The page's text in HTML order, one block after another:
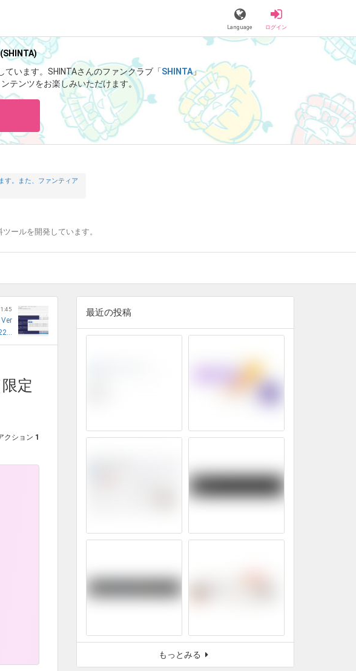
Language ログイン
ています。 SHINTAさんのファンクラブ「SHINTA」
ンテンツをお楽しみいただけます。
す。また、ファンティア
ールを開発しています。
定
クション 1
最近の投稿
もっとみる